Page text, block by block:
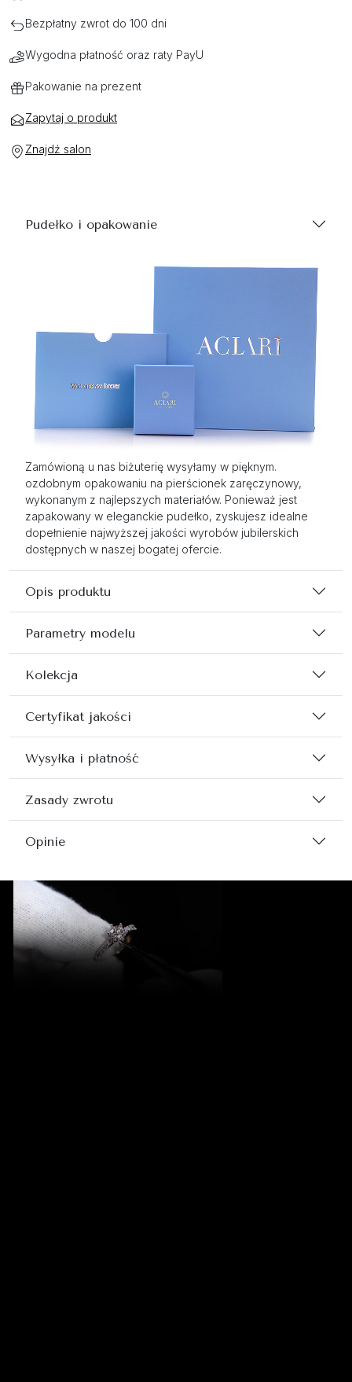
Bezpłatny zwrot do 100 dni
Wygodna płatność oraz raty PayU
Pakowanie na prezent
Zapytaj o produkt
Znajdź salon
Pudełko i opakowanie
Zamówioną u nas biżuterię wysyłamy w pięknym.
ozdobnym opakowaniu na pierścionek zaręczynowy,
wykonanym z najlepszych materiałów. Ponieważ jest
zapakowany w eleganckie pudełko, zyskujesz idealne
dopełnienie najwyższej jakości wyrobów jubilerskich
dostępnych w naszej bogatej ofercie.
Opis produktu
Parametry modelu
Kolekcja
Certyfikat jakości
Wysyłka i płatność
Zasady zwrotu
Opinie